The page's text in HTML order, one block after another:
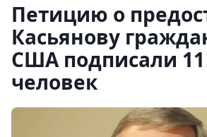
Петицию о
Касьянову
США подписали
человек